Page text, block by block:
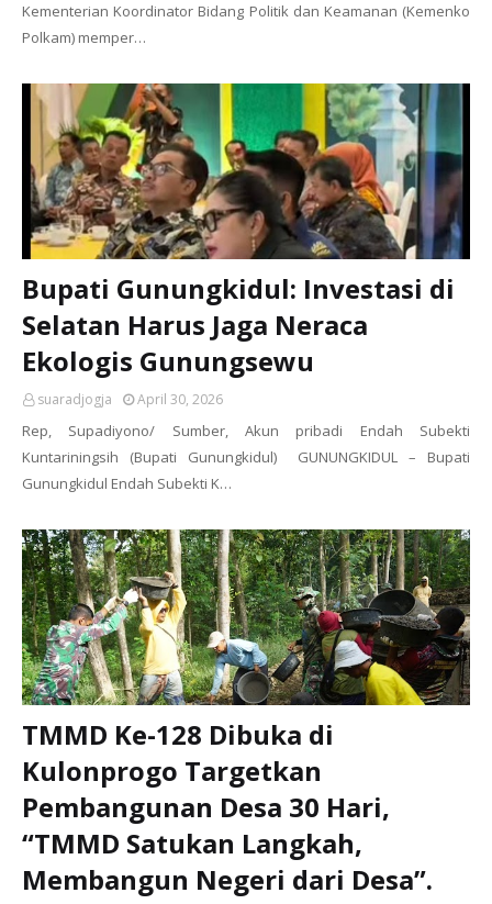
Kementerian Koordinator Bidang Politik dan Keamanan (Kemenko
Polkam) memper…
Bupati Gunungkidul: Investasi di
Selatan Harus Jaga Neraca
Ekologis Gunungsewu
suaradjogja April 30, 2026
Rep, Supadiyono/ Sumber, Akun pribadi Endah Subekti
Kuntariningsih (Bupati Gunungkidul) GUNUNGKIDUL – Bupati
Gunungkidul Endah Subekti K…
TMMD Ke-128 Dibuka di
Kulonprogo Targetkan
Pembangunan Desa 30 Hari,
“TMMD Satukan Langkah,
Membangun Negeri dari Desa”.